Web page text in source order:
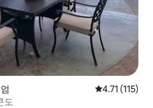
평점 4.71점(5
4.71 (115)
도